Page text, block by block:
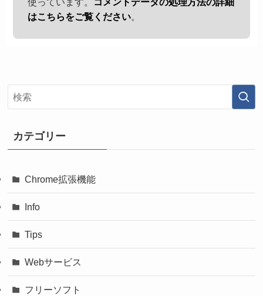
はこちらをご覧ください。
カテゴリー
Chrome拡張機能
Info
Tips
Webサービス
フリーソフト